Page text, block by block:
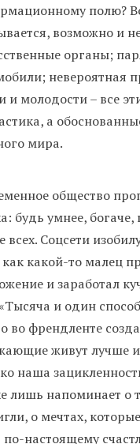
полю?
возможно и
органы;
невероятная
и молодости – все
а
мира.
общество
будь умнее,
всех. Соцсети
как какой-то малец
и заработал
и один
во френдленте
живут лучше
наша
лишь напоминает о
о мечтах,
по-настоящему